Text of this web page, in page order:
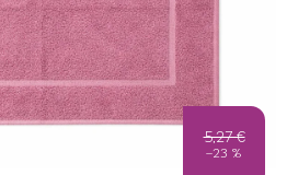
5,27 €
–23 %